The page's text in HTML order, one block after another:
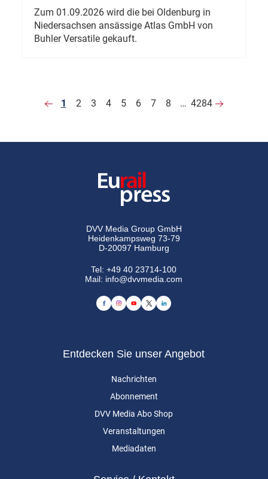
Zum 01.09.2026 wird die bei Oldenburg in
Niedersachsen ansässige Atlas GmbH von
Buhler Versatile gekauft.
1 2 3 4 5 6 7 8 … 4284
DVV Media Group GmbH
Heidenkampsweg 73-79
D-20097 Hamburg
Tel:+49 40 23714-100
Mail: info@dvvmedia.com
Entdecken Sie unser Angebot
Nachrichten
Abonnement
DVV Media Abo Shop
Veranstaltungen
Mediadaten